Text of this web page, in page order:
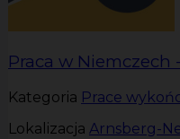
Praca w
Kategoria Prace
Lokalizacja Arnsberg-